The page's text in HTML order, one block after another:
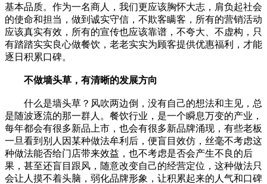
基本品质。作为一名商人，我们更应该胸怀大志，肩负起社会
的使命和担当，做到诚实守信，不欺客瞒客，所有的营销活动
应该真实有效，所有的宣传也应该靠谱，不夸大、不虚构，只
有踏踏实实良心做餐饮，老老实实为顾客提供优惠福利，才能
逐日积累口碑。
不做墙头草，有清晰的发展方向
什么是墙头草？风吹两边倒，没有自己的想法和主见，总
是随波逐流的那一群人。餐饮行业，是一个瞬息万变的产业，
每年都会有很多新品上市，也会有很多新品牌涌现，有些老板
一旦看到别人因某种做法牟利后，便盲目效仿，丝毫不考虑这
种做法能否给门店带来效益，也不考虑是否会产生不良的后
果，甚至还盲目跟风，随意改变自己的经营定位，这种做法只
会让人摸不着头脑，弱化品牌形象，让积累起来的人气和口碑